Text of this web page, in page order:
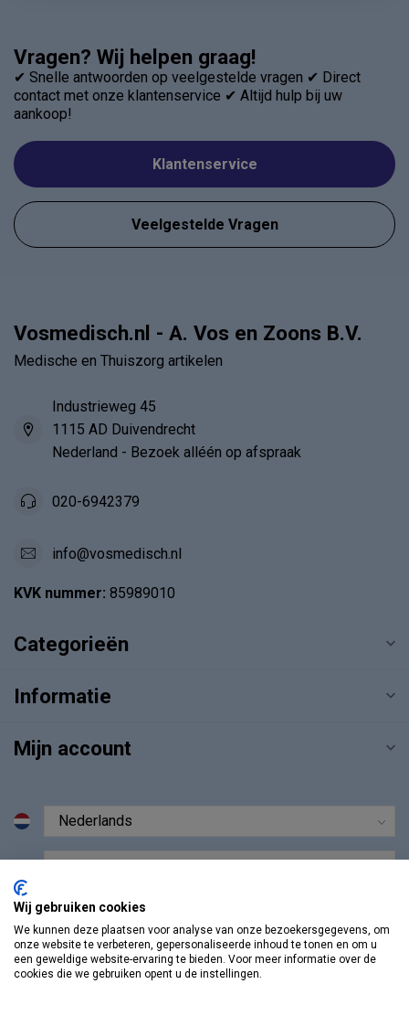
Vragen? Wij helpen graag!
✔ Snelle antwoorden op veelgestelde vragen ✔ Direct
contact met onze klantenservice ✔ Altijd hulp bij uw
aankoop!
Klantenservice
Veelgestelde Vragen
Vosmedisch.nl - A. Vos en Zoons B.V.
Medische en Thuiszorg artikelen
Industrieweg 45
1115 AD Duivendrecht
Nederland - Bezoek alléén op afspraak
020-6942379
info@vosmedisch.nl
KVK nummer: 85989010
Categorieën
Informatie
Mijn account
Wij gebruiken cookies
We kunnen deze plaatsen voor analyse van onze bezoekersgegevens, om
onze website te verbeteren, gepersonaliseerde inhoud te tonen en om u
een geweldige website-ervaring te bieden. Voor meer informatie over de
cookies die we gebruiken opent u de instellingen.